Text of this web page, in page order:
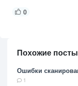
0
Похожие посты
Ошибки
1